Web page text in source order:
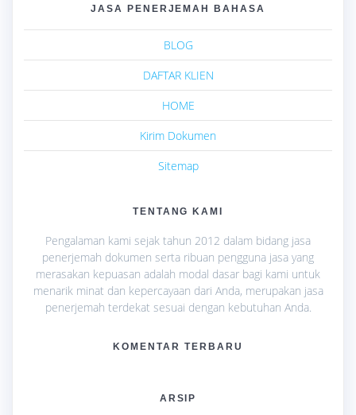
JASA PENERJEMAH BAHASA
BLOG
DAFTAR KLIEN
HOME
Kirim Dokumen
Sitemap
TENTANG KAMI
Pengalaman kami sejak tahun 2012 dalam bidang jasa
penerjemah dokumen serta ribuan pengguna jasa yang
merasakan kepuasan adalah modal dasar bagi kami untuk
menarik minat dan kepercayaan dari Anda, merupakan jasa
penerjemah terdekat sesuai dengan kebutuhan Anda.
KOMENTAR TERBARU
ARSIP